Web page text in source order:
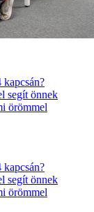
segít önnek
örömmel
segít önnek
örömmel